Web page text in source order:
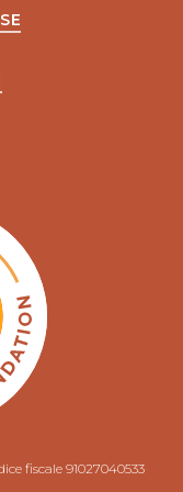
fiscale 91027040533